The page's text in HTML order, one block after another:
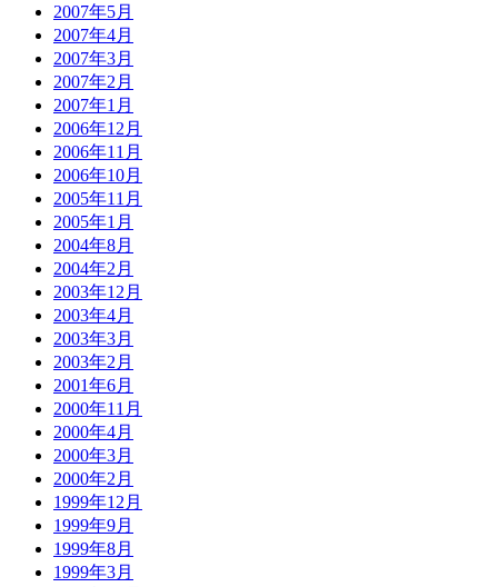
2007年5月
2007年4月
2007年3月
2007年2月
2007年1月
2006年12月
2006年11月
2006年10月
2005年11月
2005年1月
2004年8月
2004年2月
2003年12月
2003年4月
2003年3月
2003年2月
2001年6月
2000年11月
2000年4月
2000年3月
2000年2月
1999年12月
1999年9月
1999年8月
1999年3月